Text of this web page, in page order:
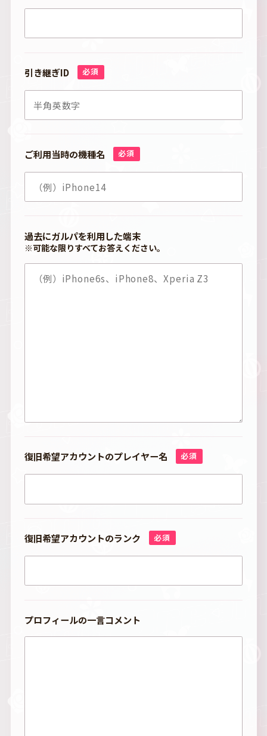
引き継ぎID 必須
ご利用当時の機種名 必須
過去にガルパを利用した端末
※可能な限りすべてお答えください。
復旧希望アカウントのプレイヤー名 必須
復旧希望アカウントのランク 必須
プロフィールの一言コメント